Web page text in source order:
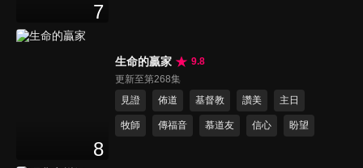
7
8
生命的贏家
9.8
更新至第268集
見證
佈道 基督教 讚美 主日
牧師 傳福音 慕道友 信心 盼望